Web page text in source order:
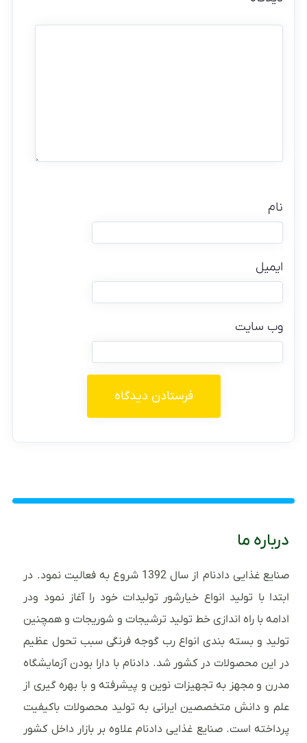
نام
ایمیل
وب‌ سایت
درباره ما
صنایع غذایی دادنام از سال 1392 شروع به فعالیت نمود. در
ابتدا با تولید انواع خیارشور تولیدات خود را آغاز نمود ودر
ادامه با راه اندازی خط تولید ترشیجات و شوریجات و همچنین
تولید و بسته بندی انواع رب گوجه فرنگی سبب تحول عظیم
در این محصولات در کشور شد. دادنام با دارا بودن آزمایشگاه
مدرن و مجهز به تجهیزات نوین و پیشرفته و با بهره گیری از
علم و دانش متخصصین ایرانی به تولید محصولات باکیفیت
پرداخته است. صنایع غذایی دادنام علاوه بر بازار داخل کشور